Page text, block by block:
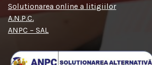
Solutionarea online a litigiilor
A.N.P.C.
ANPC – SAL